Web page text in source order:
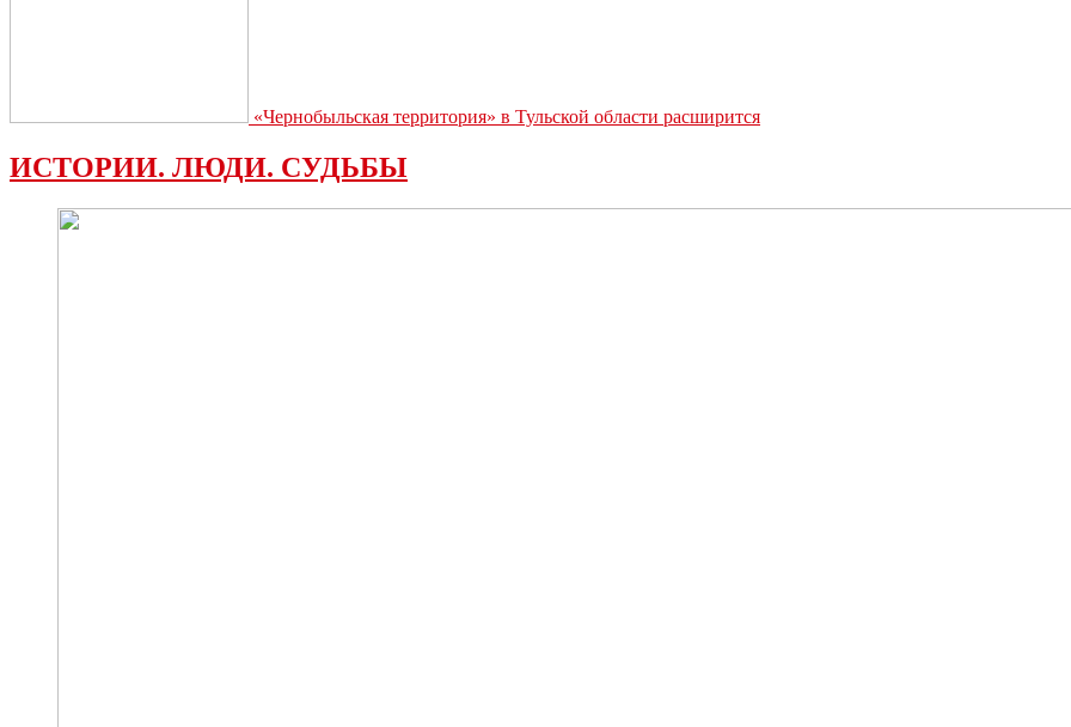
«Чернобыльская территория» в Тульской области расширится
ИСТОРИИ. ЛЮДИ. СУДЬБЫ